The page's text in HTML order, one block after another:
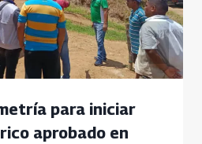
para iniciar
aprobado en